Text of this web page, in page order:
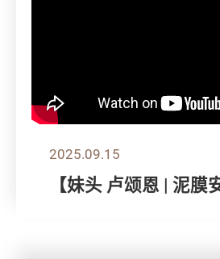
2025.09.15
【妹头 卢颂恩 | 泥膜